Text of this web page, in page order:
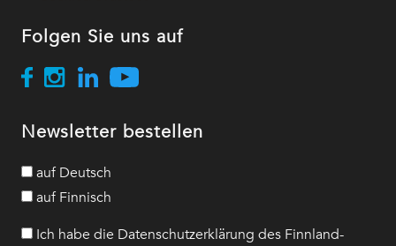
Folgen Sie uns auf
Newsletter bestellen
auf Deutsch
auf Finnisch
Ich habe die Datenschutzerklärung des Finnland-